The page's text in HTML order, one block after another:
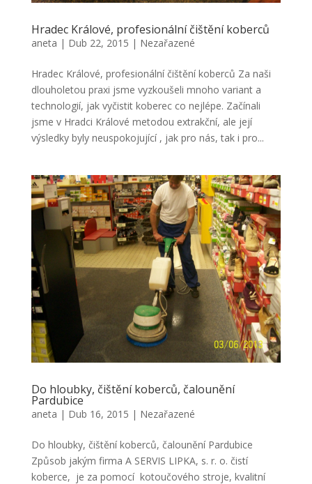
Hradec Králové, profesionální čištění koberců
aneta | Dub 22, 2015 | Nezařazené
Hradec Králové, profesionální čištění koberců Za naši
dlouholetou praxi jsme vyzkoušeli mnoho variant a
technologií, jak vyčistit koberec co nejlépe. Začínali
jsme v Hradci Králové metodou extrakční, ale její
výsledky byly neuspokojující , jak pro nás, tak i pro...
Do hloubky, čištění koberců, čalounění
Pardubice
aneta | Dub 16, 2015 | Nezařazené
Do hloubky, čištění koberců, čalounění Pardubice
Způsob jakým firma A SERVIS LIPKA, s. r. o. čistí
koberce, je za pomocí kotoučového stroje, kvalitní